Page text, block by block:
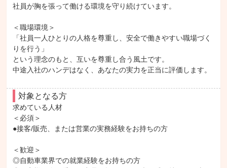
社員が胸を張って働ける環境を守り続けています。
＜職場環境＞
「社員一人ひとりの人格を尊重し、安全で働きやすい職場づく
りを行う」
という理念のもと、互いを尊重し合う風土です。
中途入社のハンデはなく、あなたの実力を正当に評価します。
対象となる方
求めている人材
＜必須＞
●接客/販売、または営業の実務経験をお持ちの方
＜歓迎＞
◎自動車業界での就業経験をお持ちの方